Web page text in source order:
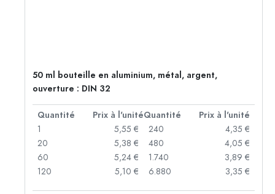
50 ml bouteille en aluminium, métal, argent,
ouverture : DIN 32
Quantité Prix à l'unitéQuantité
Prix à l'unité
1
5,55 €
20
5,38 €
60
5,24 €
120
5,10 €
240
4,35 €
480
4,05 €
1.740
3,89 €
6.880
3,35 €